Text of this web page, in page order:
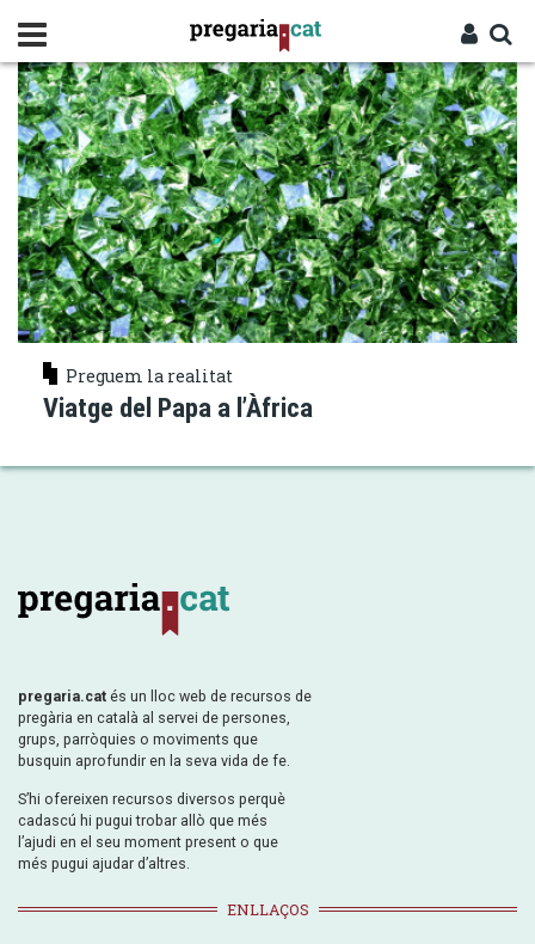
contingut
Entra
Cercador
ÀFRICA
Preguem la realitat
Viatge del Papa a l’Àfrica
pregaria.cat és un lloc web de recursos de
pregària en català al servei de persones,
grups, parròquies o moviments que
busquin aprofundir en la seva vida de fe.
S’hi ofereixen recursos diversos perquè
cadascú hi pugui trobar allò que més
l’ajudi en el seu moment present o que
més pugui ajudar d’altres.
ENLLAÇOS